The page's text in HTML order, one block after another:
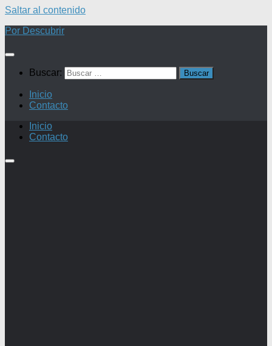
Saltar al contenido
Por Descubrir
Buscar:
Inicio
Contacto
Inicio
Contacto